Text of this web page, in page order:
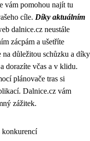
vám pomohou najít tu
cíle. Díky aktuálním
dalnice.cz neustále
zácpám a ušetříte
na důležitou schůzku a díky
dorazíte včas a v klidu.
plánovače tras si
Dalnice.cz vám
zážitek.
konkurencí